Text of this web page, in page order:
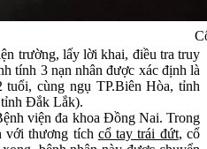
trường, lấy lời khai, điều tra truy
tính 3 nạn nhân được xác định là
cùng ngụ TP.Biên Hòa, tỉnh
Đắk Lắk).
viện đa khoa Đồng Nai. Trong
với thương tích cổ tay trái đứt, cổ